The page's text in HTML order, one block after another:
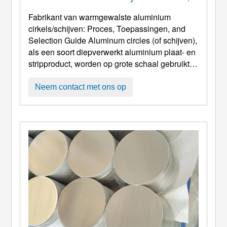
Toepassingen, En Keuzegids
Fabrikant van warmgewalste aluminium
cirkels/schijven: Proces, Toepassingen,and
Selection Guide Aluminum circles (of schijven),
als een soort diepverwerkt aluminium plaat- en
stripproduct, worden op grote schaal gebruikt in
vanwege hun uitstekende vervormbaarheid,
aluminiumcirkels hebben een belangrijke
positie op de markt dankzij ...
Neem contact met ons op